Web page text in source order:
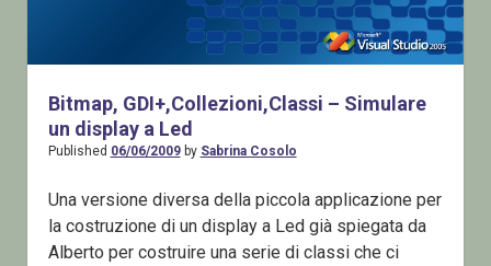
Bitmap, GDI+,Collezioni,Classi – Simulare
un display a Led
Published 06/06/2009by Sabrina Cosolo
Una versione diversa della piccola applicazione per
la costruzione di un display a Led già spiegata da
Alberto per costruire una serie di classi che ci